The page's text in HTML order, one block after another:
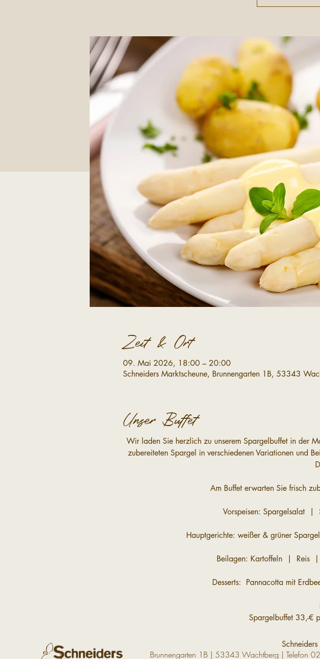
Zeit & Ort
09. Mai 2026, 18:00 – 20:00
Schneiders Marktscheune, Brunnengarten 1B, 53343
Unser Buffet
Wir laden Sie herzlich zu unserem Spargelbuffet in der
zubereiteten Spargel in verschiedenen Variationen und
Am Buffet erwarten Sie frisch
Vorspeisen: Spargelsalat  |
Hauptgerichte: weißer & grüner
Beilagen: Kartoffeln  |  Reis
Desserts:  Pannacotta mit
Spargelbuffet 33,-€
Brunnengarten 1B | 53343 Wachtberg | Telefon